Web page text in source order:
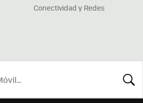
Conectividad y Redes